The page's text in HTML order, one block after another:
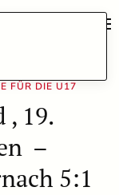
FÜR DIE U17
, 19.
–
5:1